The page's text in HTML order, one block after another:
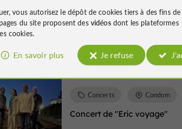
Le vin au fil des sens
16/08/2026
Concert de "Eric voyage"
Concerts Condom
vous autorisez le dépôt de cookies tiers à des fins
du site proposent des vidéosdont les plateformes
cookies.
En savoir plus Je refuse